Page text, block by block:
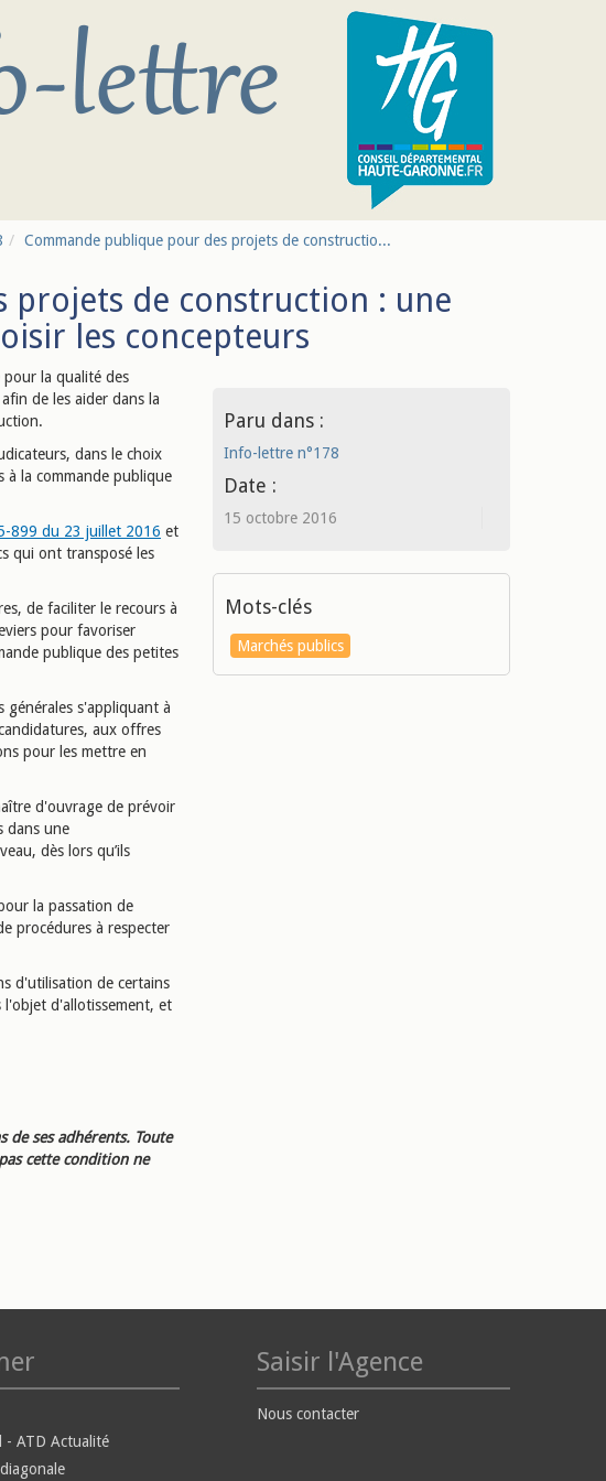
Commande publique pour des projets de constructio...
projets de construction : une
les concepteurs
la qualité des
de les aider dans la
dans le choix
à la commande publique
899 du 23 juillet 2016 et
qui ont transposé les
de faciliter le recours à
pour favoriser
publique des petites
générales s'appliquant à
aux offres
pour les mettre en
d'ouvrage de prévoir
dans une
dès lors qu’ils
la passation de
procédures à respecter
d'utilisation de certains
l'objet d'allotissement, et
de ses adhérents. Toute
cette condition ne
Paru dans :
Info-lettre n°178
Date :
15 octobre 2016
Mots-clés
Marchés publics
- ATD Actualité
Saisir l'Agence
Nous contacter